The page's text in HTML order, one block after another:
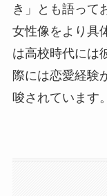
き」とも語って
女性像をより具
は高校時代には
際には恋愛経験
唆されています。